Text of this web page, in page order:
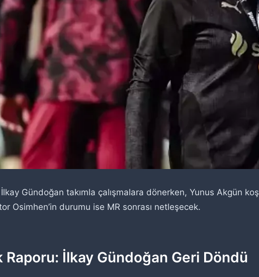
Gündoğan takımla çalışmalara dönerken, Yunus Akgün
Osimhen’in durumu ise MR sonrası netleşecek.
Raporu: İlkay Gündoğan Geri Döndü